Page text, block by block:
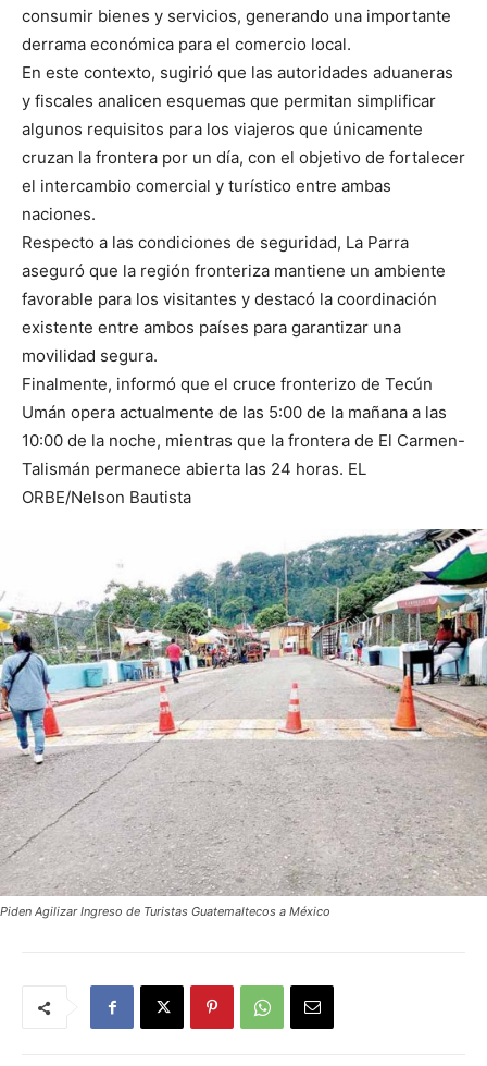
consumir bienes y servicios, generando una importante
derrama económica para el comercio local.
En este contexto, sugirió que las autoridades aduaneras
y fiscales analicen esquemas que permitan simplificar
algunos requisitos para los viajeros que únicamente
cruzan la frontera por un día, con el objetivo de fortalecer
el intercambio comercial y turístico entre ambas
naciones.
Respecto a las condiciones de seguridad, La Parra
aseguró que la región fronteriza mantiene un ambiente
favorable para los visitantes y destacó la coordinación
existente entre ambos países para garantizar una
movilidad segura.
Finalmente, informó que el cruce fronterizo de Tecún
Umán opera actualmente de las 5:00 de la mañana a las
10:00 de la noche, mientras que la frontera de El Carmen-
Talismán permanece abierta las 24 horas. EL
ORBE/Nelson Bautista
Piden Agilizar Ingreso de Turistas Guatemaltecos a México